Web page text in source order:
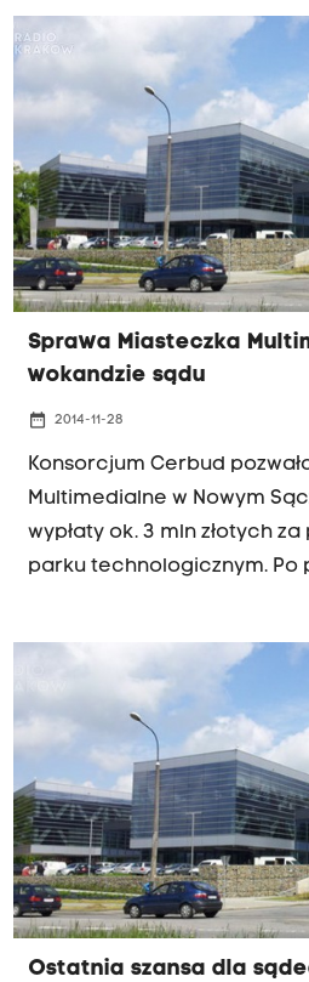
Sprawa Miasteczka
wokandzie sądu
date_range 2014-11-28
Konsorcjum Cerbud
Multimedialne w Nowym
wypłaty ok. 3 mln złotych za prace wykonane w
parku technologicznym. Po
Ostatnia szansa dla